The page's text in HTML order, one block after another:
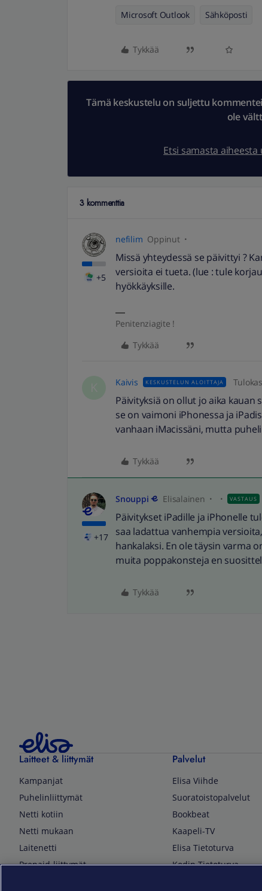
Microsoft Outlook Sähköposti
Tykkää
Tämä keskustelu on suljettu
ole
Etsi samasta
3 kommenttia
+5
nefilim Oppinut
Missä yhteydessä se päivittyi ?
versioita ei tueta. (lue : tule
hyökkäyksille.
Penitenziagite !
Tykkää
Kaivis KESKUSTELUN ALOITTAJA Tulokas
Päivityksiä on ollut jo aika kauan
se on vaimoni iPhonessa ja
vanhaan iMacissäni, mutta
Tykkää
+17
Snouppi Elisalainen VASTAUS
Päivitykset iPadille ja iPhonelle
saa ladattua vanhempia
hankalaksi. En ole täysin varma
muita poppakonsteja en
Tykkää
Laitteet & liittymät
Kampanjat
Puhelinliittymät
Netti kotiin
Netti mukaan
Laitenetti
Prepaid-liittymät
Palvelut
Elisa Viihde
Suoratoistopalvelut
Bookbeat
Kaapeli-TV
Elisa Tietoturva
Kodin Tietoturva